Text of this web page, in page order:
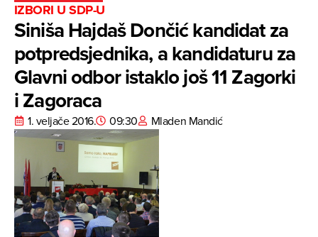
IZBORI U SDP-U
Siniša Hajdaš Dončić kandidat za
potpredsjednika, a kandidaturu za
Glavni odbor istaklo još 11 Zagorki
i Zagoraca
1. veljače 2016. 09:30 Mladen Mandić